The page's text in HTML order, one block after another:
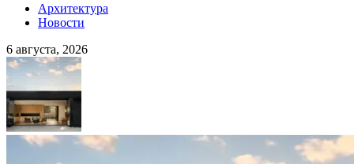
Архитектура
Новости
6 августа, 2026